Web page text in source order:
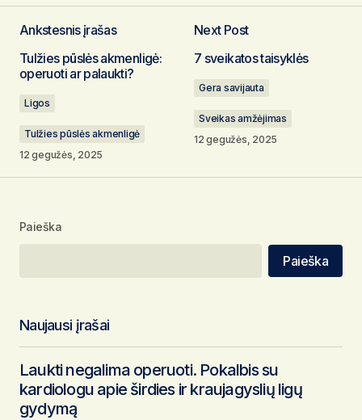
El. pašto adresas nebus skelbiamas.
laukeliai pažymėti*
Komentaras
nebereiktų įvesti iš naujo, kai kitą kartą vėl
norėsiu parašyti komentarą.
Pateikti komentarą
Ankstesnis įrašas
Tulžies pūslės akmenligė:
operuoti ar palaukti?
Ligos
Tulžies pūslės akmenligė
12 gegužės, 2025
Next Post
7 sveikatos taisyklės
Gera savijauta
Sveikas amžėjimas
12 gegužės, 2025
Paieška
Paieška
Naujausi įrašai
Laukti negalima operuoti. Pokalbis su
kardiologu apie širdies ir kraujagyslių ligų
gydymą